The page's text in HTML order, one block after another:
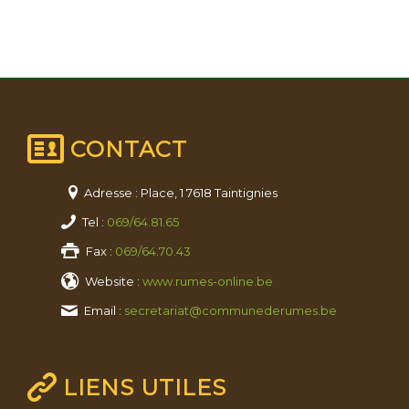
CONTACT
Adresse : Place, 1 7618 Taintignies
Tel : 069/64.81.65
Fax : 069/64.70.43
Website : www.rumes-online.be
Email : secretariat@communederumes.be
LIENS UTILES